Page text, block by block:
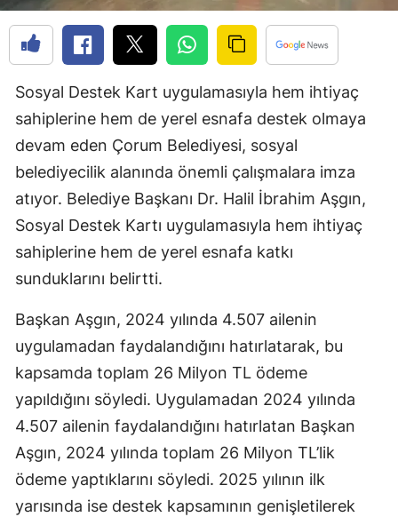
Edirne
Elazığ
Erzincan
Erzurum
Eskişehir
Gaziantep
Hakkari
Hatay
Mersin
İstanbul
İzmir
Sosyal Destek Kart uygulamasıyla hem ihtiyaç
sahiplerine hem de yerel esnafa destek olmaya
devam eden Çorum Belediyesi, sosyal
belediyecilik alanında önemli çalışmalara imza
atıyor. Belediye Başkanı Dr. Halil İbrahim Aşgın,
Sosyal Destek Kartı uygulamasıyla hem ihtiyaç
sahiplerine hem de yerel esnafa katkı
sunduklarını belirtti.
Başkan Aşgın, 2024 yılında 4.507 ailenin
uygulamadan faydalandığını hatırlatarak, bu
kapsamda toplam 26 Milyon TL ödeme
yapıldığını söyledi. Uygulamadan 2024 yılında
4.507 ailenin faydalandığını hatırlatan Başkan
Aşgın, 2024 yılında toplam 26 Milyon TL’lik
ödeme yaptıklarını söyledi. 2025 yılının ilk
yarısında ise destek kapsamının genişletilerek